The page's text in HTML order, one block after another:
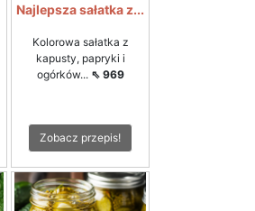
Najlepsza sałatka z...
Kolorowa sałatka z
kapusty, papryki i
ogórków... ⇖ 969
Zobacz przepis!